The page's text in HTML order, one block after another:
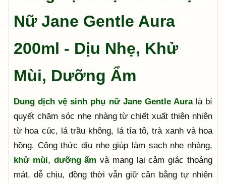
Nữ Jane Gentle Aura
200ml - Dịu Nhẹ, Khử
Mùi, Dưỡng Ẩm
Dung dịch vệ sinh phụ nữ Jane Gentle Auralà bí
quyết chăm sóc nhẹ nhàng từ chiết xuất thiên nhiên
từ hoa cúc, lá trầu không, lá tía tô, trà xanh và hoa
hồng. Công thức dịu nhẹ giúp làm sạch nhẹ nhàng,
khử mùi, dưỡng ẩm và mang lại cảm giác thoáng
mát, dễ chịu, đồng thời vẫn giữ cân bằng tự nhiên